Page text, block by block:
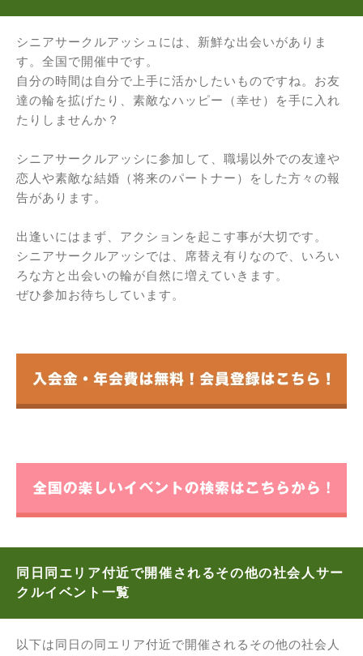
シニアサークルアッシュには、新鮮な出会いがありま
す。全国で開催中です。
自分の時間は自分で上手に活かしたいものですね。お友
達の輪を拡げたり、素敵なハッピー（幸せ）を手に入れ
たりしませんか？
シニアサークルアッシに参加して、職場以外での友達や
恋人や素敵な結婚（将来のパートナー）をした方々の報
告があります。
出逢いにはまず、アクションを起こす事が大切です。
シニアサークルアッシでは、席替え有りなので、いろい
ろな方と出会いの輪が自然に増えていきます。
ぜひ参加お待ちしています。
同日同エリア付近で開催されるその他の社会人サー
クルイベント一覧
以下は同日の同エリア付近で開催されるその他の社会人